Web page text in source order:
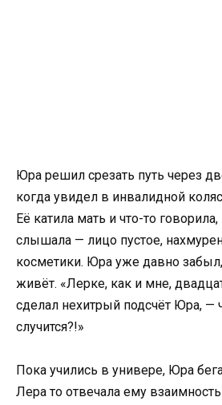
Юра решил срезать путь через
когда увидел в инвалидной
Её катила мать и что-то
слышала — лицо пустое,
косметики. Юра уже давно забыл,
живёт. «Лерке, как и мне,
сделал нехитрый подсчёт Юра, —
случится?!»
Пока учились в универе, Юра
Лера то отвечала ему